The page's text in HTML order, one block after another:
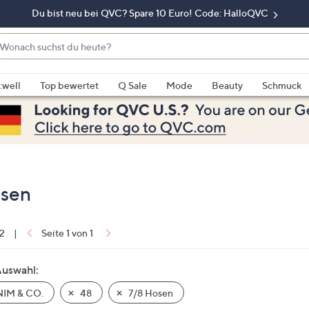
Du bist neu bei QVC? Spare 10 Euro! Code: HalloQVC
Top bewertet Q Sale Mode Beauty
Schmuck
| Seite 1 von 1
& CO. 48 7/8 Hosen